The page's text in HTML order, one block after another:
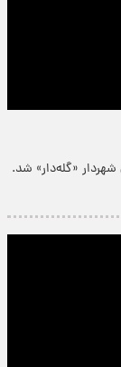
«گله‌دار» شد.